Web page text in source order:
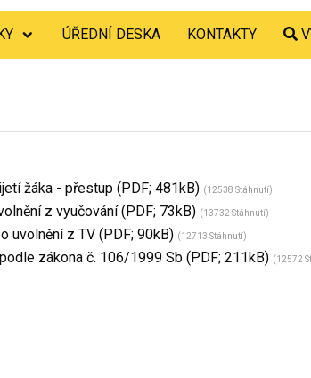
ÚŘEDNÍ DESKA KONTAKTY
žáka - přestup (PDF; 481kB) (12538 Stáhnutí)
z vyučování (PDF; 73kB) (13732 Stáhnutí)
uvolnění z TV (PDF; 90kB) (12713 Stáhnutí)
zákona č. 106/1999 Sb (PDF; 211kB) (12572